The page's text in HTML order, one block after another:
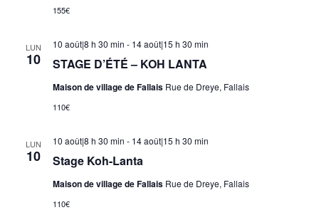
155€
LUN
10 STAGE D’ÉTÉ – KOH LANTA
10 août|8 h 30 min - 14 août|15 h 30 min
Maison de village de Fallais Rue de Dreye, Fallais
110€
LUN
10 Stage Koh-Lanta
10 août|8 h 30 min - 14 août|15 h 30 min
Maison de village de Fallais Rue de Dreye, Fallais
110€